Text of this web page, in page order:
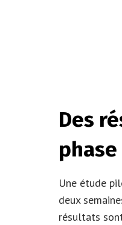
Des
Une étude
deux
résultats